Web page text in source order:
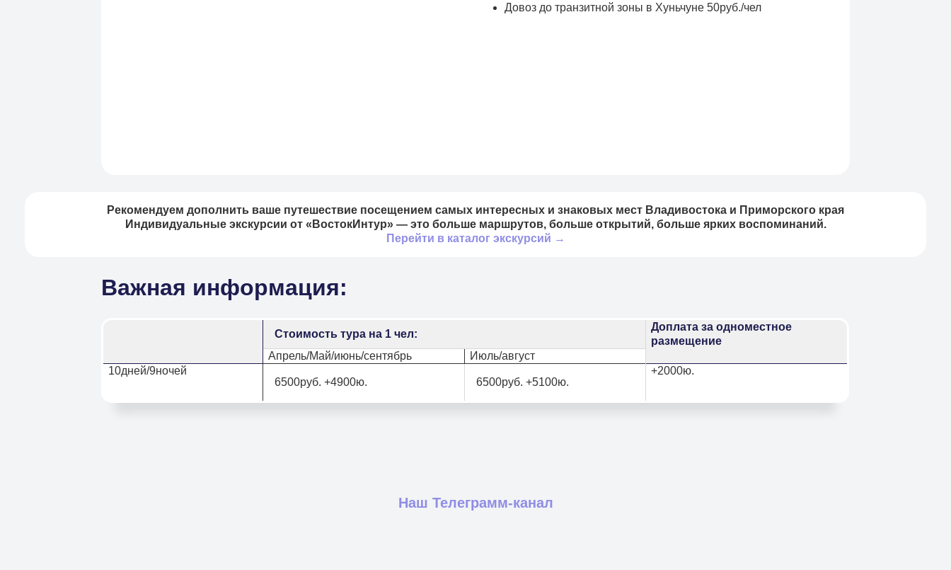
Довоз до транзитной зоны в Хуньчуне 50руб./чел
Рекомендуем дополнить ваше путешествие посещением самых интересных и знаковых мест Владивостока и Приморского края
Индивидуальные экскурсии от «ВостокИнтур» — это больше маршрутов, больше открытий, больше ярких воспоминаний.
Перейти в каталог экскурсий →
Важная информация:
Стоимость тура на 1 чел:
Доплата за одноместное
размещение
Апрель/Май/июнь/сентябрь
Июль/август
10дней/9ночей
6500руб. +4900ю.
6500руб. +5100ю.
+2000ю.
Наш Телеграмм-канал